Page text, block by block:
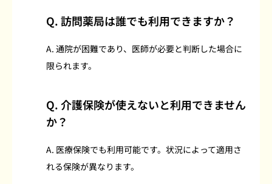
Q. 訪問薬局は誰でも利用できますか？
A. 通院が困難であり、医師が必要と判断した場合に
限られます。
Q. 介護保険が使えないと利用できません
か？
A. 医療保険でも利用可能です。状況によって適用さ
れる保険が異なります。